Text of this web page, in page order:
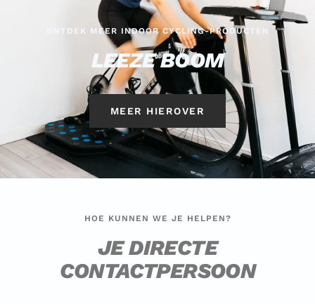
ONTDEK MEER INDOOR CYCLING-PRODUCTEN
LEEZE BOOM
MEER HIEROVER
HOE KUNNEN WE JE HELPEN?
JE DIRECTE
CONTACTPERSOON